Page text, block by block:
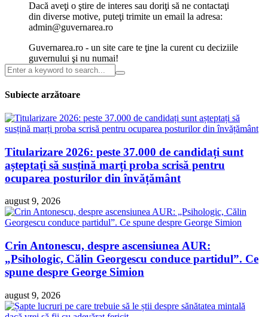
Dacă aveţi o ştire de interes sau doriţi să ne contactaţi
din diverse motive, puteţi trimite un email la adresa:
admin@guvernarea.ro
Guvernarea.ro - un site care te ţine la curent cu deciziile
guvernului şi nu numai!
Subiecte arzătoare
Titularizare 2026: peste 37.000 de candidați sunt
așteptați să susțină marți proba scrisă pentru
ocuparea posturilor din învățământ
august 9, 2026
Crin Antonescu, despre ascensiunea AUR:
„Psihologic, Călin Georgescu conduce partidul”. Ce
spune despre George Simion
august 9, 2026